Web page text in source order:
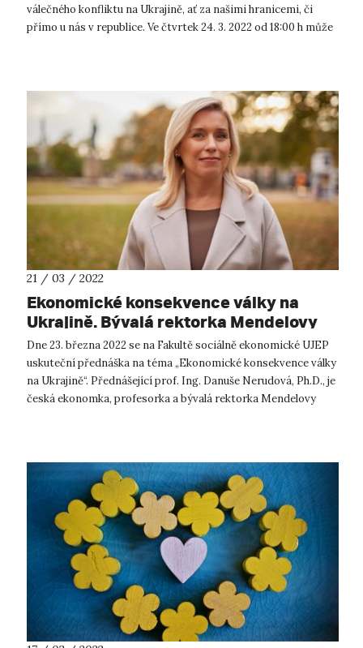
válečného konfliktu na Ukrajině, ať za našimi hranicemi, či
přímo u nás v republice. Ve čtvrtek 24. 3. 2022 od 18:00 h může
21 / 03 / 2022
Ekonomické konsekvence války na
Ukrajině. Bývalá rektorka Mendelovy
univerzity v Brně přednáší na UJEP.
Dne 23. března 2022 se na Fakultě sociálně ekonomické UJEP
uskuteční přednáška na téma „Ekonomické konsekvence války
na Ukrajině“. Přednášející prof. Ing. Danuše Nerudová, Ph.D., je
česká ekonomka, profesorka a bývalá rektorka Mendelovy